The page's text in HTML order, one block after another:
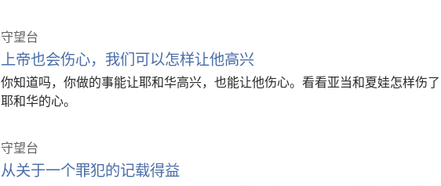
守望台
上帝也会伤心，我们可以怎样让他高兴
你知道吗，你做的事能让耶和华高兴，也能让他伤心。看看亚当和夏娃怎样伤了
耶和华的心。
守望台
从关于一个罪犯的记载得益